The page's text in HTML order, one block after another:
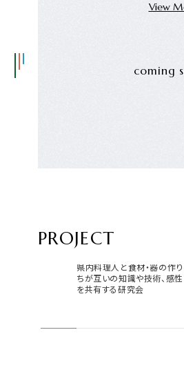
View
coming
PROJECTサガマリアージュラボ
県内料理人と食材・器の作
ちが互いの知識や技術、感
を共有する研究会